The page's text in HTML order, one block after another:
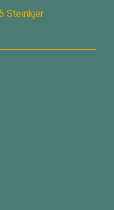
Steinkjer